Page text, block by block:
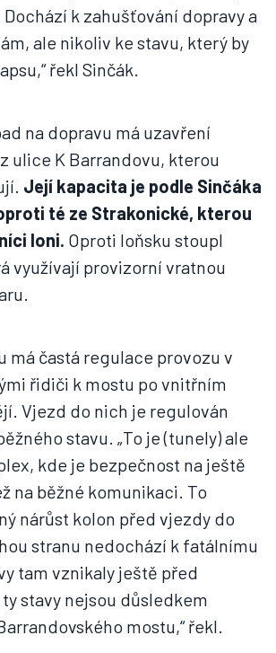
k zahušťování dopravy a
ale nikoliv ke stavu, který by
řekl Sinčák.
na dopravu má uzavření
ulice K Barrandovu, kterou
Její kapacita je podle Sinčáka
té ze Strakonické, kterou
loni. Oproti loňsku stoupl
využívají provizorní vratnou
má častá regulace provozu v
řidiči k mostu po vnitřním
Vjezd do nich je regulován
stavu. „To je (tunely) ale
kde je bezpečnost na ještě
na běžné komunikaci. To
nárůst kolon před vjezdy do
stranu nedochází k fatálnímu
tam vznikaly ještě před
stavy nejsou důsledkem
mostu,“ řekl.